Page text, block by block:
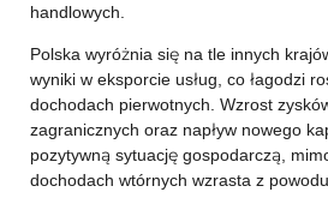
handlowych.
Polska wyróżnia się na tle innych
wyniki w eksporcie usług, co łagodzi
dochodach pierwotnych. Wzrost
zagranicznych oraz napływ nowego
pozytywną sytuację gospodarczą,
dochodach wtórnych wzrasta z